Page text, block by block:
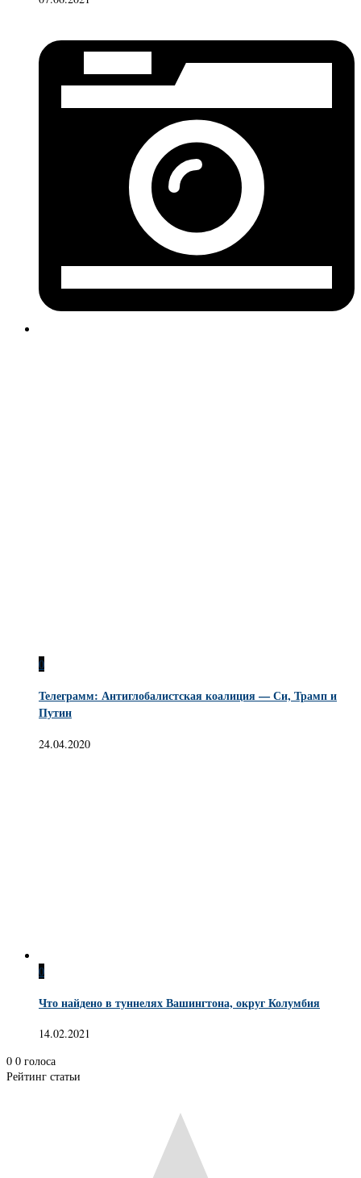
0
Телеграмм: Антиглобалистская коалиция — Си, Трамп и
Путин
24.04.2020
0
Что найдено в туннелях Вашингтона, округ Колумбия
14.02.2021
0 0 голоса
Рейтинг статьи